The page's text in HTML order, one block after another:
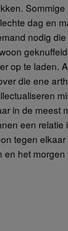
Sommige
dag en
nodig
op te laden.
die ene
in de meest
een relatie
tegen
en het morgen